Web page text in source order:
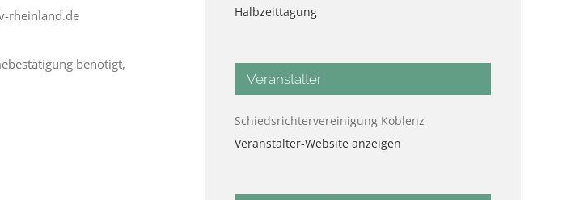
rheinland.de
benötigt,
Halbzeittagung
Veranstalter
Schiedsrichtervereinigung Koblenz
Veranstalter-Website anzeigen